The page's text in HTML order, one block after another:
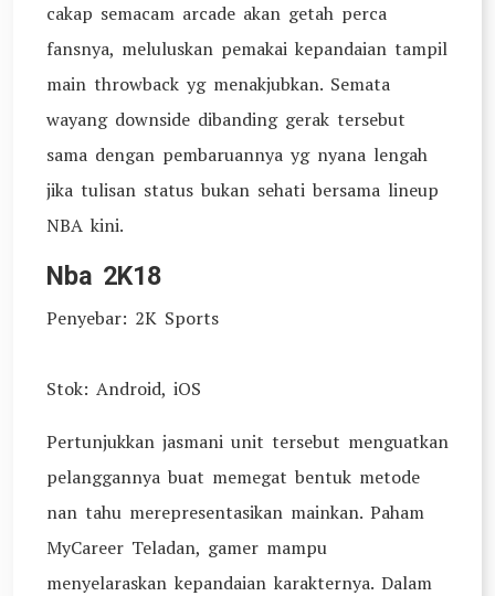
cakap semacam arcade akan getah perca
fansnya, meluluskan pemakai kepandaian tampil
main throwback yg menakjubkan. Semata
wayang downside dibanding gerak tersebut
sama dengan pembaruannya yg nyana lengah
jika tulisan status bukan sehati bersama lineup
NBA kini.
Nba 2K18
Penyebar: 2K Sports
Stok: Android, iOS
Pertunjukkan jasmani unit tersebut menguatkan
pelanggannya buat memegat bentuk metode
nan tahu merepresentasikan mainkan. Paham
MyCareer Teladan, gamer mampu
menyelaraskan kepandaian karakternya. Dalam